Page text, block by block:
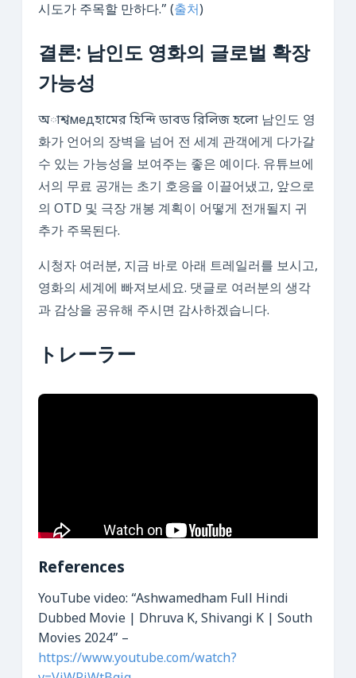
시도가 주목할 만하다.” (출처)
결론: 남인도 영화의 글로벌 확장
가능성
অাশ্বмедহামের হিন্দি ডাবড রিলিজ হলো 남인도 영
화가 언어의 장벽을 넘어 전 세계 관객에게 다가갈
수 있는 가능성을 보여주는 좋은 예이다. 유튜브에
서의 무료 공개는 초기 호응을 이끌어냈고, 앞으로
의 OTD 및 극장 개봉 계획이 어떻게 전개될지 귀
추가 주목된다.
시청자 여러분, 지금 바로 아래 트레일러를 보시고,
영화의 세계에 빠져보세요. 댓글로 여러분의 생각
과 감상을 공유해 주시면 감사하겠습니다.
トレーラー
References
YouTube video: “Ashwamedham Full Hindi
Dubbed Movie | Dhruva K, Shivangi K | South
Movies 2024” –
https://www.youtube.com/watch?